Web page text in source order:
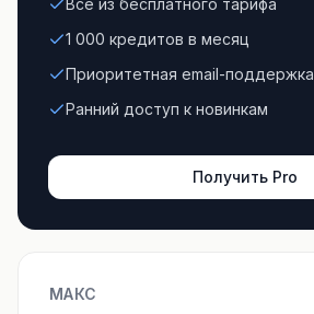
1 000 кредитов в месяц
Приоритетная email-поддержка
Ранний доступ к новинкам
Получить Pro
МАКС